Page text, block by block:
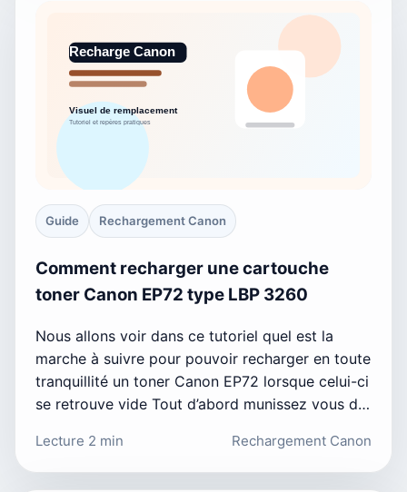
Guide Rechargement Canon
Comment recharger une cartouche
toner Canon EP72 type LBP 3260
Nous allons voir dans ce tutoriel quel est la
marche à suivre pour pouvoir recharger en toute
tranquillité un toner Canon EP72 lorsque celui-ci
se retrouve vide Tout d’abord munissez vous d…
Lecture 2 min Rechargement Canon